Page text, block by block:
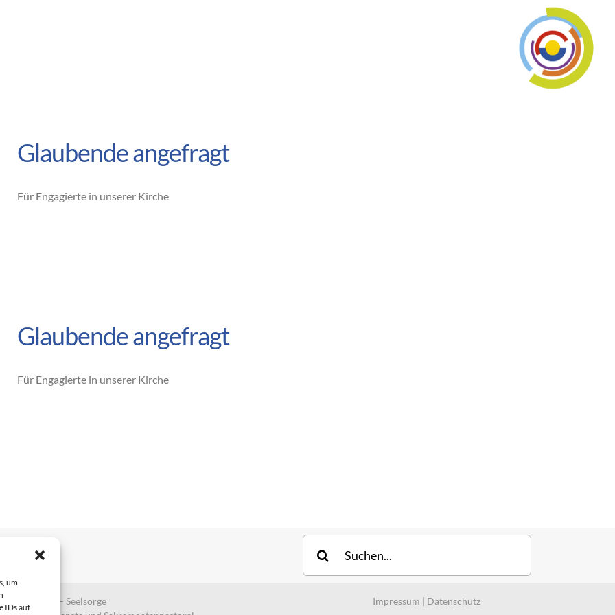
um
IDs auf
Glaubende angefragt
Für Engagierte in unserer Kirche
Glaubende angefragt
Für Engagierte in unserer Kirche
Suche
nach:
II – Seelsorge
Impressum | Datenschutz